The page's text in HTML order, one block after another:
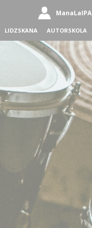
ManaLaIPA
LIDZSKANA AUTORSKOLA